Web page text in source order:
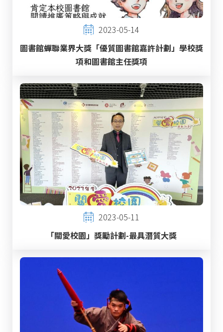
2023-05-14
圖書館蟬聯業界大獎「優質圖書館嘉許計劃」學校獎
項和圖書館主任獎項
2023-05-11
「關愛校園」獎勵計劃-最具潛質大獎